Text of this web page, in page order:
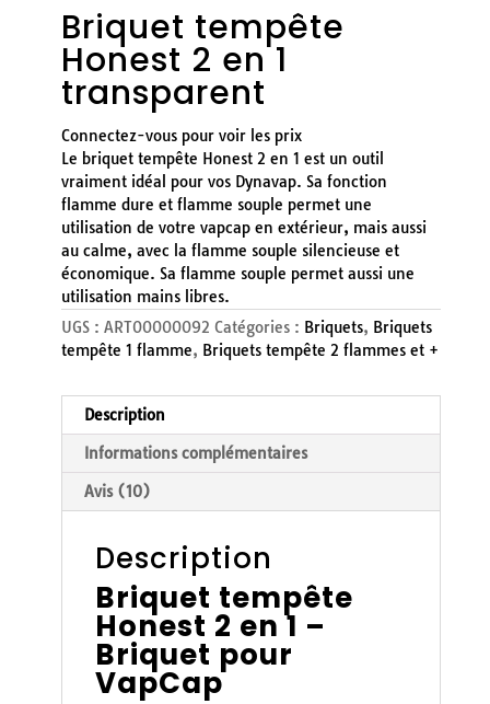
Briquet tempête
Honest 2 en 1
transparent
Connectez-vous pour voir les prix
Le briquet tempête Honest 2 en 1 est un outil
vraiment idéal pour vos Dynavap. Sa fonction
flamme dure et flamme souple permet une
utilisation de votre vapcap en extérieur, mais aussi
au calme, avec la flamme souple silencieuse et
économique. Sa flamme souple permet aussi une
utilisation mains libres.
UGS : ART00000092 Catégories : Briquets, Briquets
tempête 1 flamme, Briquets tempête 2 flammes et +
Description
Informations complémentaires
Avis (10)
Description
Briquet tempête
Honest 2 en 1 –
Briquet pour
VapCap